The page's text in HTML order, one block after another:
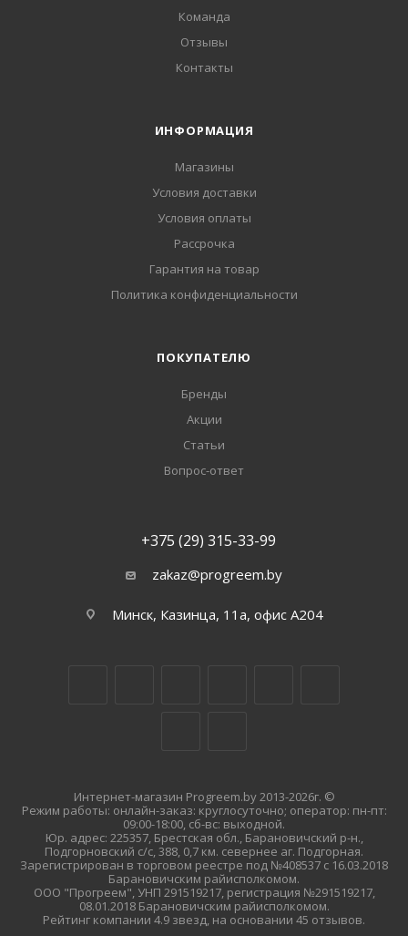
Команда
Отзывы
Контакты
ИНФОРМАЦИЯ
Магазины
Условия доставки
Условия оплаты
Рассрочка
Гарантия на товар
Политика конфиденциальности
ПОКУПАТЕЛЮ
Бренды
Акции
Статьи
Вопрос-ответ
+375 (29) 315-33-99
zakaz@progreem.by
Минск, Казинца, 11а, офис А204
Интернет-магазин Progreem.by 2013-2026г. ©
Режим работы: онлайн-заказ: круглосуточно; оператор: пн-пт:
09:00-18:00, сб-вс: выходной.
Юр. адрес: 225357, Брестская обл., Барановичский р-н.,
Подгорновский с/с, 388, 0,7 км. севернее аг. Подгорная.
Зарегистрирован в торговом реестре под №408537 с 16.03.2018
Барановичским райисполкомом.
ООО "Прогреем", УНП 291519217, регистрация №291519217,
08.01.2018 Барановичским райисполкомом.
Рейтинг компании 4.9 звезд, на основании 45 отзывов.